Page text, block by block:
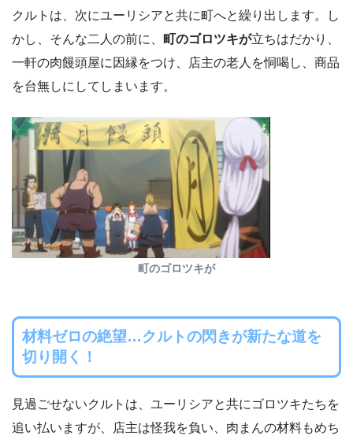
クルトは、次にユーリシアと共に町へと繰り出します。し
かし、そんな二人の前に、 町のゴロツキが立ちはだかり、
一軒の肉饅頭屋に因縁をつけ、店主の老人を恫喝し、商品
を台無しにしてしまいます。
町のゴロツキが
材料ゼロの絶望…クルトの閃きが新たな道を
切り開く！
見過ごせないクルトは、ユーリシアと共にゴロツキたちを
追い払いますが、店主は怪我を負い、肉まんの材料もめち